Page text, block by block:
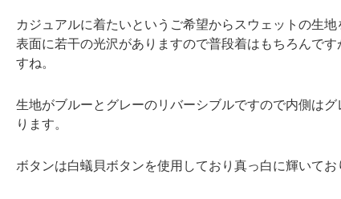
カジュアルに着たいというご希望からスウェットの生地
表面に若干の光沢がありますので普段着はもちろんで
すね。
生地がブルーとグレーのリバーシブルですので内側は
ります。
ボタンは白蟻貝ボタンを使用しており真っ白に輝いてお